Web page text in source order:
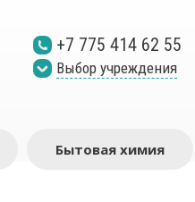
+7 775 414 62 55
Выбор учреждения
Бытовая химия